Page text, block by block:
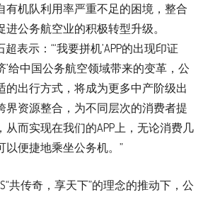
有机队利用率严重不足的困境，整合
公务航空业的积极转型升级。
超表示：“‘我要拼机’APP的出现印证
’给中国公务航空领域带来的变革，公
的出行方式，将成为更多中产阶级出
界资源整合，为不同层次的消费者提
而实现在我们的APP上，无论消费几
以便捷地乘坐公务机。”
共传奇，享天下”的理念的推动下，公